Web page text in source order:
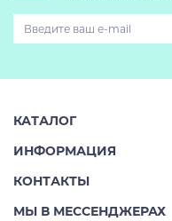
КАТАЛОГ
Багажник на крышу
Автобоксы
ИНФОРМАЦИЯ
Аренда
Ремонт
КОНТАКТЫ
Телефон: 8 (495)
МЫ В МЕССЕНДЖЕРАХ